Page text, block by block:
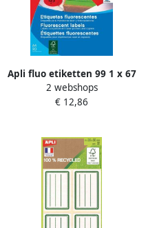
Apli fluo etiketten 99 1 x 67
7 mm (b x h) groen
2 webshops
€ 12,86